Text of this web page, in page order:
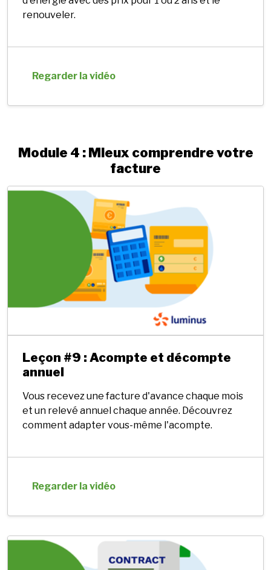
renouveler.
Regarder la vidéo
Module 4 : Mieux comprendre votre
facture
Leçon #9 : Acompte et décompte
annuel
Vous recevez une facture d'avance chaque mois
et un relevé annuel chaque année. Découvrez
comment adapter vous-même l'acompte.
Regarder la vidéo